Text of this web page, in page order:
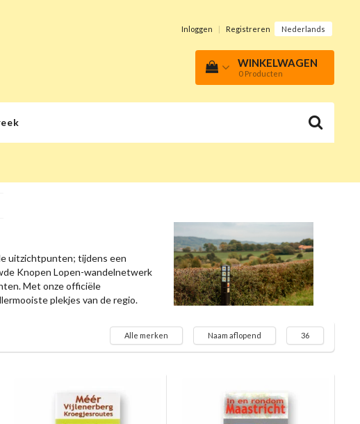
Inloggen | Registreren Nederlands
WINKELWAGEN
0 Producten
uitzichtpunten; tijdens een
Knopen Lopen-wandelnetwerk
Met onze officiële
plekjes van de regio.
Alle merken Naam aflopend 36